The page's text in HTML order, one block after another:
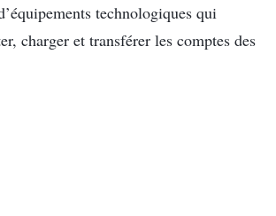
technologiques qui
charger et transférer les comptes des